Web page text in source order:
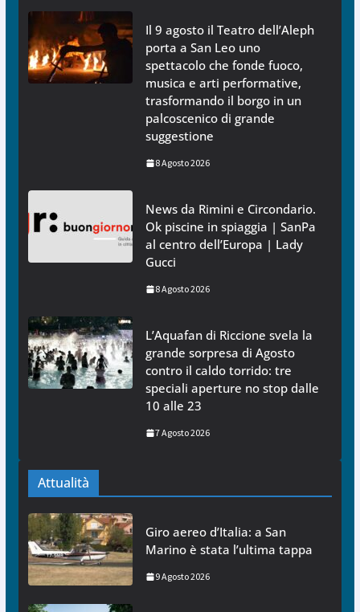
Il 9 agosto il Teatro dell’Aleph
porta a San Leo uno
spettacolo che fonde fuoco,
musica e arti performative,
trasformando il borgo in un
palcoscenico di grande
suggestione
8 Agosto 2026
News da Rimini e Circondario.
Ok piscine in spiaggia | SanPa
al centro dell’Europa | Lady
Gucci
8 Agosto 2026
L’Aquafan di Riccione svela la
grande sorpresa di Agosto
contro il caldo torrido: tre
speciali aperture no stop dalle
10 alle 23
7 Agosto 2026
Attualità
Giro aereo d’Italia: a San
Marino è stata l’ultima tappa
9 Agosto 2026